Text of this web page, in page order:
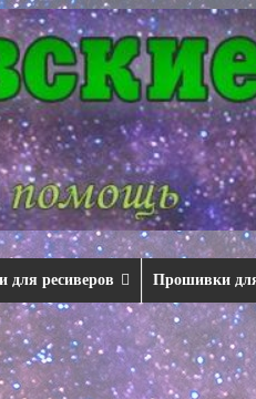
для ресиверов Прошивки